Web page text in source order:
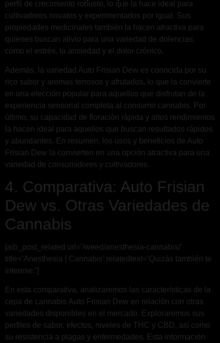
perfil de crecimiento robusto, lo que la hace ideal para
cultivadores novatos y experimentados por igual. Sus
propiedades medicinales también la hacen atractiva para
quienes buscan alivio para una variedad de dolencias,
como el estrés, la ansiedad y el dolor crónico.
Además, la variedad Auto Frisian Dew es conocida por su
rico sabor y aromas terrosos y afrutados, lo que la convierte
en una elección popular para aquellos que disfrutan de la
experiencia sensorial completa al consumir cannabis. Por
último, su capacidad de floración rápida y altos rendimientos
la hacen ideal para aquellos que buscan resultados rápidos
y abundantes. En resumen, los usos y beneficios de Auto
Frisian Dew la convierten en una opción atractiva para una
variedad de consumidores y cultivadores.
4. Comparativa: Auto Frisian
Dew vs. Otras Variedades de
Cannabis
[aib_post_related url=’/weed/anesthesia-cannabis/’
title=’Anesthesia | Cannabis’ relatedtext=’Quizás también te
interese:’]
En esta comparativa, analizaremos las características de la
cepa de cannabis Auto Frisian Dew en relación con otras
variedades disponibles en el mercado. Exploraremos sus
perfiles de sabor, efectos, niveles de THC y CBD, así como
su resistencia a plagas y enfermedades. Esta información